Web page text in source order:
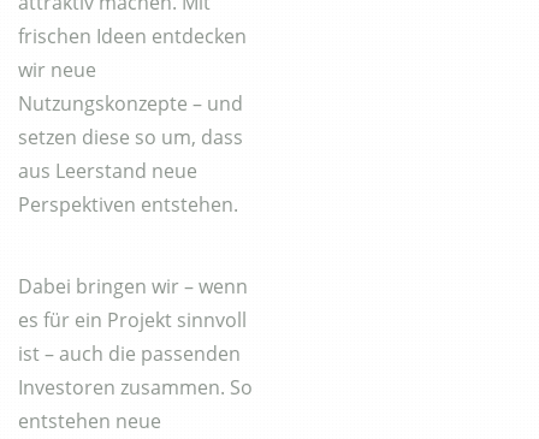
frischen Ideen entdecken
wir neue
Nutzungskonzepte – und
setzen diese so um, dass
aus Leerstand neue
Perspektiven entstehen.
Dabei bringen wir – wenn
es für ein Projekt sinnvoll
ist – auch die passenden
Investoren zusammen. So
entstehen neue